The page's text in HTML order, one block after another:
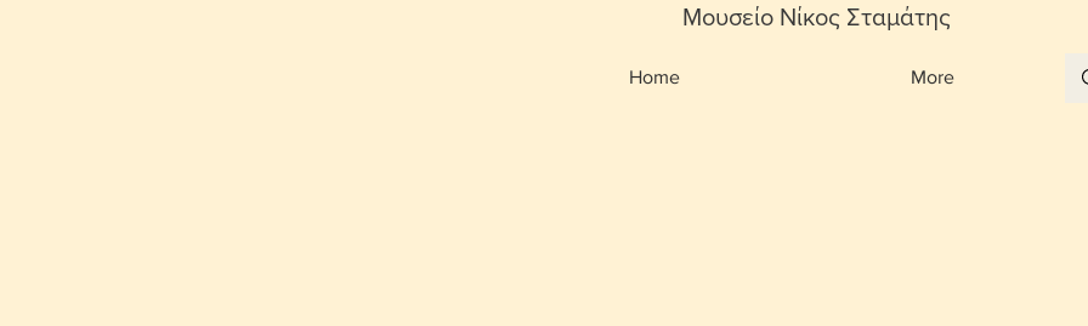
Home More
Μουσείο Νίκος Σταμάτης